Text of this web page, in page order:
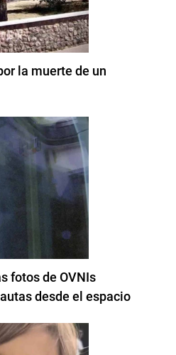
la muerte de un
fotos de OVNIs
desde el espacio